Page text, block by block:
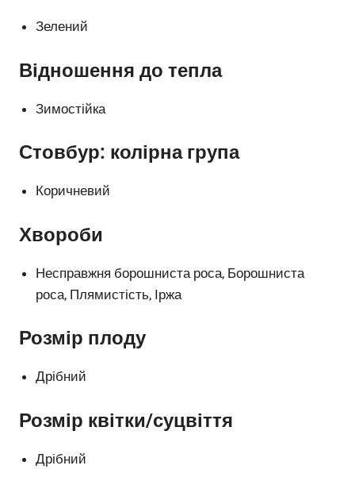
Зелений
Відношення до тепла
Зимостійка
Стовбур: колірна група
Коричневий
Хвороби
Несправжня борошниста роса, Борошниста
роса, Плямистість, Іржа
Розмір плоду
Дрібний
Розмір квітки/суцвіття
Дрібний